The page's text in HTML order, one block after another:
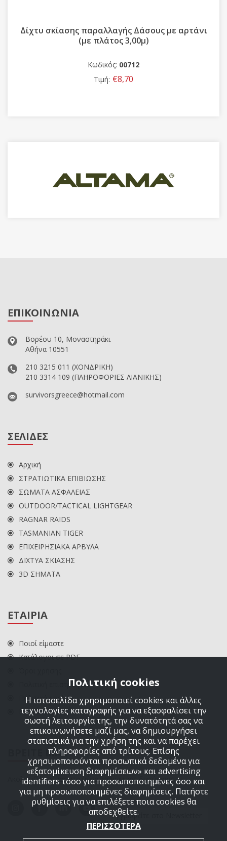
Δίχτυ σκίασης παραλλαγής Δάσους με αρτάνι
(με πλάτος 3,00μ)
Κωδικός: 00712
Τιμή: €8,70
ΕΠΙΚΟΙΝΩΝΙΑ
Βορέου 10, Μοναστηράκι
Αθήνα 10551
210 3215 011 (ΧΟΝΔΡΙΚΗ)
210 3314 109 (ΠΛΗΡΟΦΟΡΙΕΣ ΛΙΑΝΙΚΗΣ)
survivorsgreece@hotmail.com
ΣΕΛΙΔΕΣ
Αρχική
ΣΤΡΑΤΙΩΤΙΚΑ ΕΠΙΒΙΩΣΗΣ
ΣΩΜΑΤΑ ΑΣΦΑΛΕΙΑΣ
OUTDOOR/TACTICAL LIGHTGEAR
RAGNAR RAIDS
TASMANIAN TIGER
ΕΠΙΧΕΙΡΗΣΙΑΚΑ ΑΡΒΥΛΑ
ΔΙΧΤΥΑ ΣΚΙΑΣΗΣ
3D ΣΗΜΑΤΑ
ΕΤΑΙΡΙΑ
Ποιοί είμαστε
Κατάλογοι σε PDF
Πολιτική επιστροφών
Πολιτική cookies
ΕΠΙΚΟΙΝΩΝΙΑ
ΒΡΕΙΤΕ ΜΑΣ
Ακολουθήστε μας στα μέσα κοινωνικής δικτύωσης
Εγγραφείτε στο Newsletter
Πολιτική cookies
Η ιστοσελίδα χρησιμοποιεί cookies και άλλες
τεχνολογίες καταγραφής για να εξασφαλίσει την
σωστή λειτουργία της, την δυνατότητά σας να
επικοινωνήσετε μαζί μας, να δημιουργήσει
στατιστικά για την χρήση της και να παρέχει
πληροφορίες από τρίτους. Επίσης
χρησιμοποιούνται προσωπικά δεδομένα για
«εξατομίκευση διαφημίσεων» και advertising
identifiers τόσο για προσωποποιημένες όσο και
για μη προσωποποιημένες διαφημίσεις. Πατήστε
ρυθμίσεις για να επιλέξετε ποια cookies θα
αποδεχθείτε.
ΠΕΡΙΣΣΟΤΕΡΑ